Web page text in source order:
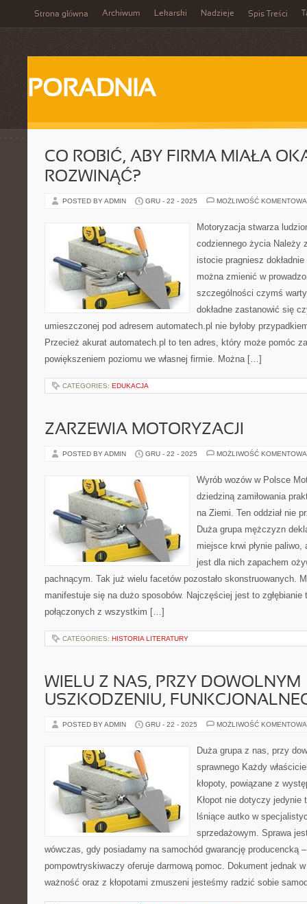
Strona główna Archiwum Lekarski Nadzieje Spis Treści
PORADNIA
CO ROBIĆ, ABY FIRMA MIAŁA
ROZWINĄĆ?
POSTED BY ADMIN GRU - 22 - 2025 MOŻLIWOŚĆ
Motoryzacja stwarza
codziennego życia Należy
istocie pragniesz
można zmienić w
szczególności czymś
dokładne zastanowić się
umieszczonej pod adresem automatech.pl nie byłoby
Przecież akurat automatech.pl to ten adres, który może pomóc
powiększeniem poziomu we własnej firmie. Można […]
CATEGORIES: EDUKACJA
ZARZEWIA MOTORYZACJI
POSTED BY ADMIN GRU - 22 - 2025 MOŻLIWOŚĆ
Wyrób wozów w Polsce
dziedziną zamiłowania
na Ziemi. Ten oddział nie
Duża grupa mężczyzn
miejsce krwi płynie
jest dla nich zapachem
pachnącym. Tak już wielu facetów pozostało skonstruowanych.
manifestuje się na dużo sposobów. Najczęściej jest to zgłębianie
połączonych z wszystkim […]
CATEGORIES: HISTORIA LITERATURY
WIELU Z NAS, PRZY DOWOLNYM
USZKODZENIU,
POSTED BY ADMIN GRU - 22 - 2025 MOŻLIWOŚĆ
Duża grupa z nas, przy
sprawnego Każdy
kłopoty, powiązane z
Kłopot nie dotyczy
lśniące autko w
sprzedażowym. Sprawa
wówczas, gdy posiadamy na samochód gwarancję producencką
pompowtryskiwaczy oferuje darmową pomoc. Dokument jednak
ważność oraz z kłopotami zmuszeni jesteśmy radzić sobie